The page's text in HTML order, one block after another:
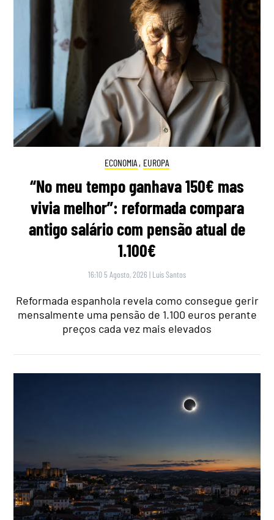
ECONOMIA , EUROPA
“No meu tempo ganhava 150€ mas
vivia melhor”: reformada compara
antigo salário com pensão atual de
1.100€
16:10 5 Agosto, 2026 | Luís Santos
Reformada espanhola revela como consegue gerir
mensalmente uma pensão de 1.100 euros perante
preços cada vez mais elevados